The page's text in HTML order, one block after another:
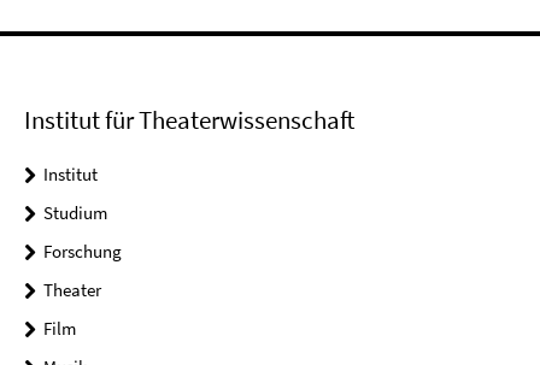
Institut für Theaterwissenschaft
Institut
Studium
Forschung
Theater
Film